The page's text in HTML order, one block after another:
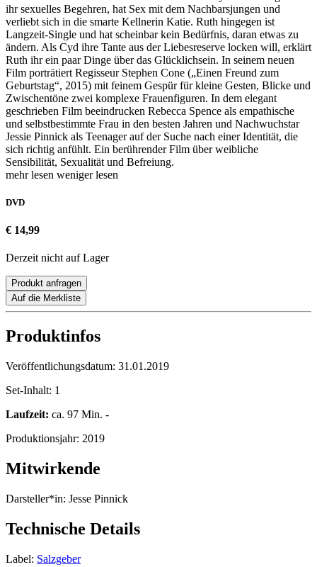
ihr sexuelles Begehren, hat Sex mit dem Nachbarsjungen und
verliebt sich in die smarte Kellnerin Katie. Ruth hingegen ist
Langzeit-Single und hat scheinbar kein Bedürfnis, daran etwas zu
ändern. Als Cyd ihre Tante aus der Liebesreserve locken will, erklärt
Ruth ihr ein paar Dinge über das Glücklichsein. In seinem neuen
Film porträtiert Regisseur Stephen Cone („Einen Freund zum
Geburtstag“, 2015) mit feinem Gespür für kleine Gesten, Blicke und
Zwischentöne zwei komplexe Frauenfiguren. In dem elegant
geschrieben Film beeindrucken Rebecca Spence als empathische
und selbstbestimmte Frau in den besten Jahren und Nachwuchstar
Jessie Pinnick als Teenager auf der Suche nach einer Identität, die
sich richtig anfühlt. Ein berührender Film über weibliche
Sensibilität, Sexualität und Befreiung.
mehr lesen weniger lesen
DVD
€ 14,99
Derzeit nicht auf Lager
Produkt anfragen
Auf die Merkliste
Produktinfos
Veröffentlichungsdatum: 31.01.2019
Set-Inhalt: 1
Laufzeit: ca. 97 Min. -
Produktionsjahr: 2019
Mitwirkende
Darsteller*in: Jesse Pinnick
Technische Details
Label: Salzgeber